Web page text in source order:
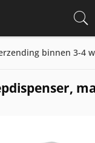
binnen 3-4